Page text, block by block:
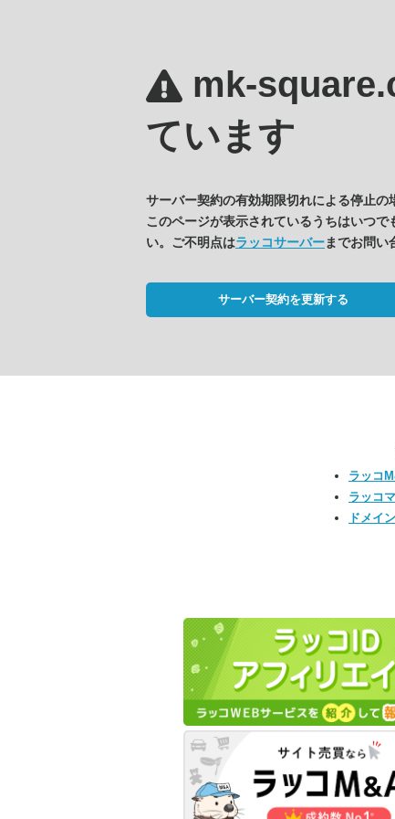
mk-
ています
サーバー契約の有効期限切れによる停止の
このページが表示されているうちはいつ
い。ご不明点はラッコサーバーまでお問い
サーバー契約を更新する
ラッコ
ラッコ
ドメイ